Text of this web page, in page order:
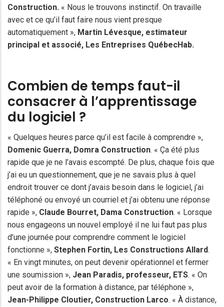
Construction. « Nous le trouvons instinctif. On travaille
avec et ce qu’il faut faire nous vient presque
automatiquement », Martin Lévesque, estimateur
principal et associé, Les Entreprises QuébecHab.
Combien de temps faut-il
consacrer à l’apprentissage
du logiciel ?
« Quelques heures parce qu’il est facile à comprendre »,
Domenic Guerra, Domra Construction. « Ça été plus
rapide que je ne l’avais escompté. De plus, chaque fois que
j’ai eu un questionnement, que je ne savais plus à quel
endroit trouver ce dont j’avais besoin dans le logiciel, j’ai
téléphoné ou envoyé un courriel et j’ai obtenu une réponse
rapide », Claude Bourret, Dama Construction. « Lorsque
nous engageons un nouvel employé il ne lui faut pas plus
d’une journée pour comprendre comment le logiciel
fonctionne », Stephen Fortin, Les Constructions Allard.
« En vingt minutes, on peut devenir opérationnel et fermer
une soumission », Jean Paradis, professeur, ETS. « On
peut avoir de la formation à distance, par téléphone »,
Jean-Philippe Cloutier, Construction Larco. « À distance,